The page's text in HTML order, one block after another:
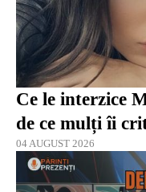
Ce le interzice
de ce mulți îi
04 AUGUST 2026